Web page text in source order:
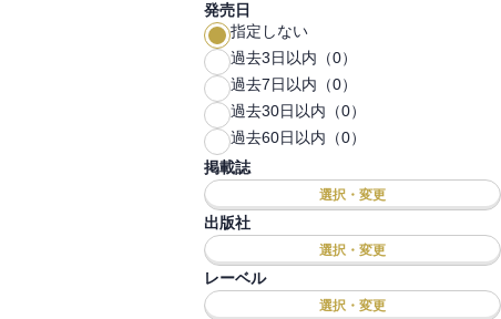
発売日
指定しない
過去3日以内（0）
過去7日以内（0）
過去30日以内（0）
過去60日以内（0）
掲載誌
選択・変更
出版社
選択・変更
レーベル
選択・変更